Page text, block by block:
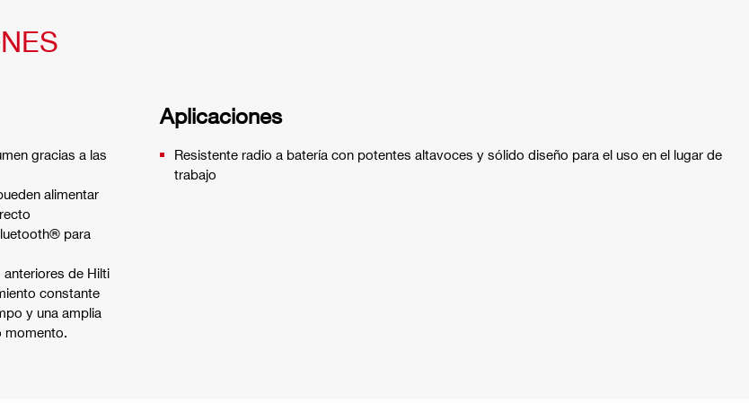
gracias a las
alimentar
para
de Hilti
constante
y una amplia
momento.
Aplicaciones
Resistente radio a batería con potentes altavoces y sólido diseño para el uso en el lugar de
trabajo